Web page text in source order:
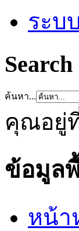
ระบ
Search
ค้นหา...
คุณอยู่
ข้อมูล
หน้า